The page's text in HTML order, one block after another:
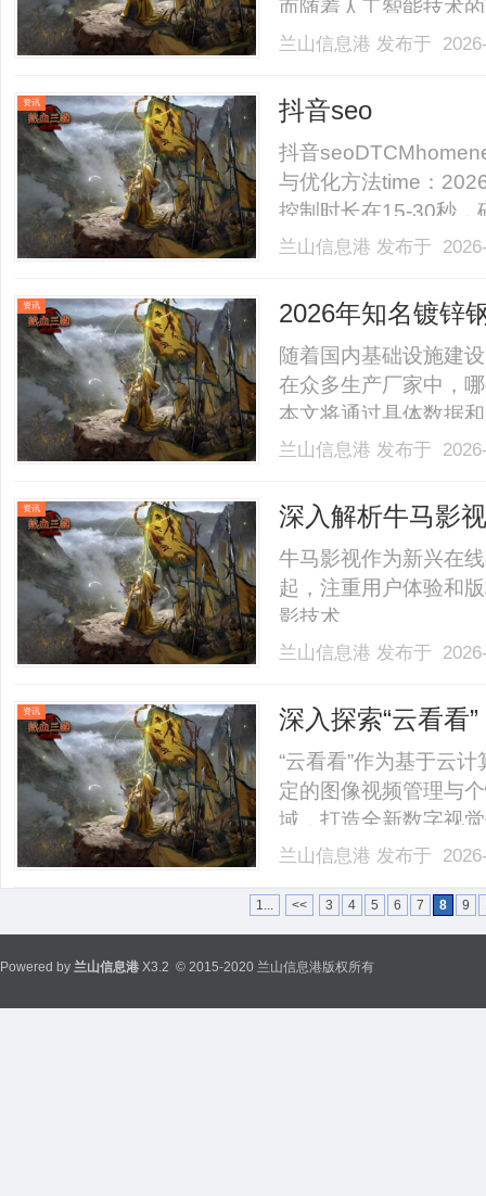
而随着人工智能技术
化）演进——一种更智
化公司，它们通过技
兰山信息港 发布于
资讯 抖音seo
抖音
与优化方法time：
控制时长在15-30秒，
中设计投票、提问或“
兰山信息港 发布于
资讯
2026年知名镀锌
羊？
随着国内基础设施建
在众多生产厂家中，
本文将通过具体数据
排名，并提供实操建
板”）是一家专业从事
兰山信息港 发布于
资讯 深入解析牛马影
牛马影视作为新兴在
起，注重用户体验和
影技术。......
兰山信息港 发布于
资讯 深入探索“云看看
“云看看”作为基于云
定的图像视频管理与
域，打造全新数字视
兰山信息港 发布于
1... << 3 4 5 6 7 8 9
Powered by 兰山信息港 X3.2 © 2015-2020 兰山信息港版权所有